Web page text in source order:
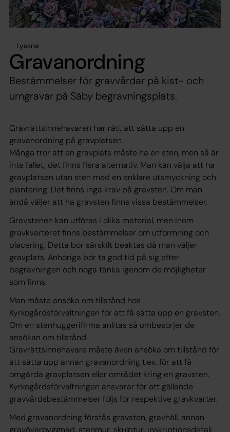
Lyssna
Gravanordning
Bestämmelser för gravvårdar på kist- och
urngravar på Säby begravningsplats.
Gravrättsinnehavaren har rätt att sätta upp en
gravanordning på gravplatsen.
Många tror att en gravplats måste ha en sten, men så är
inte fallet, det finns flera alternativ. Man kan välja att ha
gravplatsen utan sten med en enklare utsmyckning och
plantering. Det finns inga krav på gravsten. Om man
ändå väljer att ha gravsten finns vissa bestämmelser.
Gravstenen kan utföras i olika material, men inom
gravkvarteret finns bestämmelser om utformning och
placering. Detta bör särskilt beaktas då man väljer
gravplats. Anhöriga bör ta god tid på sig efter
begravningen och noga tänka igenom de möjligheter
som finns.
Man måste ansöka om tillstånd hos
Kyrkogårdsförvaltningen för att få sätta upp en gravsten.
Om en stenhuggerifirma anlitas så ombesörjer de
ansökan om tillstånd.
Gravrättsinnehavare måste även ansöka om tillstånd för
att sätta upp annan gravanordning t.ex. för att få
omgärda gravplatsen eller området kring en gravsten.
Kyrkogårdsförvaltningen ansvarar för att gällande
gravvårdsbestämmelser följs för respektive gravkvarter.
Med gravanordning förstås gravsten, gravhäll, annan
gravöverbyggnad, stenmur, skulptur, inskriptionsdetalj,